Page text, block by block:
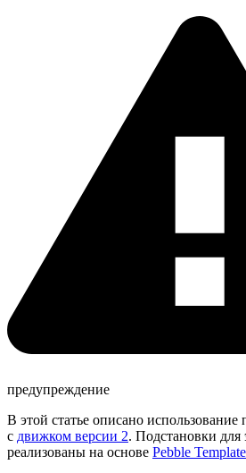
предупреждение
В этой статье описано использование
с движком версии 2. Подстановки для
реализованы на основе Pebble